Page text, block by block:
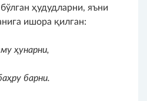
ҳудудларни, яъни
ишора қилган:
ҳунарни,
барни.